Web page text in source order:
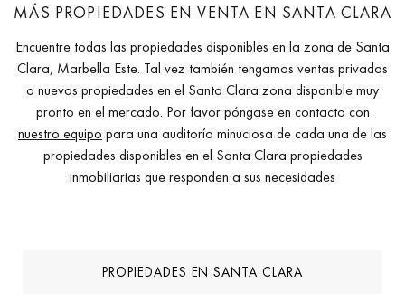
MÁS PROPIEDADES EN VENTA EN SANTA CLARA
Encuentre todas las propiedades disponibles en la zona de Santa
Clara, Marbella Este. Tal vez también tengamos ventas privadas
o nuevas propiedades en el Santa Clara zona disponible muy
pronto en el mercado. Por favorpóngase en contacto con
nuestro equipo para una auditoría minuciosa de cada una de las
propiedades disponibles en el Santa Clara propiedades
inmobiliarias que responden a sus necesidades
PROPIEDADES EN SANTA CLARA